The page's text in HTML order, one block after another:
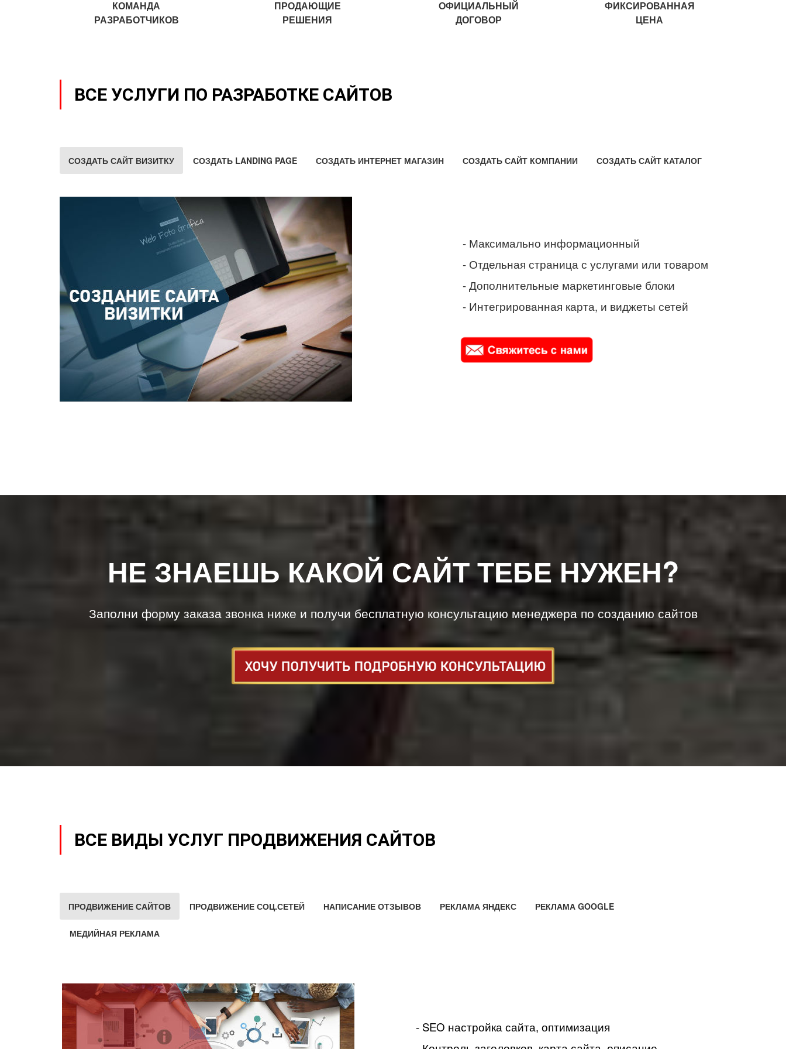
КОМАНДА
РАЗРАБОТЧИКОВ
ПРОДАЮЩИЕ
РЕШЕНИЯ
ОФИЦИАЛЬНЫЙ
ДОГОВОР
ФИКСИРОВАННАЯ
ЦЕНА
ВСЕ УСЛУГИ ПО РАЗРАБОТКЕ САЙТОВ
СОЗДАТЬ САЙТ ВИЗИТКУ СОЗДАТЬ LANDING PAGE СОЗДАТЬ ИНТЕРНЕТ МАГАЗИН СОЗДАТЬ САЙТ КОМПАНИИ СОЗДАТЬ САЙТ КАТАЛОГ
- Максимально информационный
- Отдельная страница с услугами или товаром
- Дополнительные маркетинговые блоки
- Интегрированная карта, и виджеты сетей
НЕ ЗНАЕШЬ КАКОЙ САЙТ ТЕБЕ НУЖЕН?
Заполни форму заказа звонка ниже и получи бесплатную консультацию менеджера по созданию сайтов
ВСЕ ВИДЫ УСЛУГ ПРОДВИЖЕНИЯ САЙТОВ
ПРОДВИЖЕНИЕ САЙТОВ ПРОДВИЖЕНИЕ СОЦ.СЕТЕЙ НАПИСАНИЕ ОТЗЫВОВ РЕКЛАМА ЯНДЕКС РЕКЛАМА GOOGLE
МЕДИЙНАЯ РЕКЛАМА
- SEO настройка сайта, оптимизация